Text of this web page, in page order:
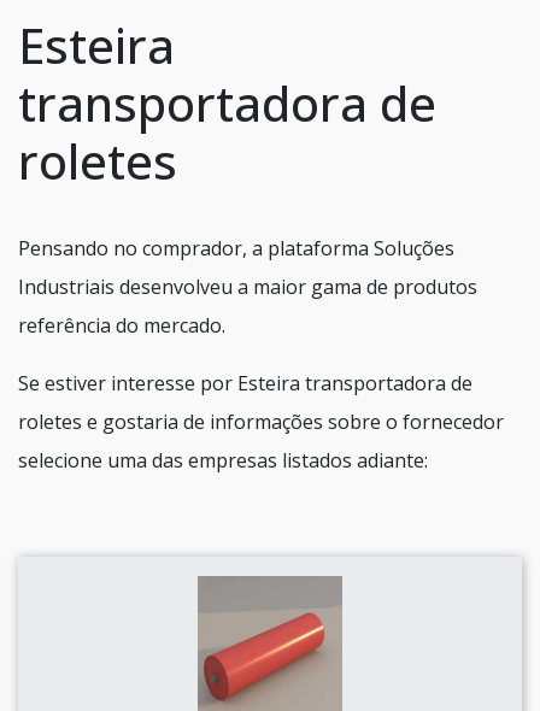
Esteira
transportadora de
roletes
Pensando no comprador, a plataforma Soluções
Industriais desenvolveu a maior gama de produtos
referência do mercado.
Se estiver interesse por Esteira transportadora de
roletes e gostaria de informações sobre o fornecedor
selecione uma das empresas listados adiante: